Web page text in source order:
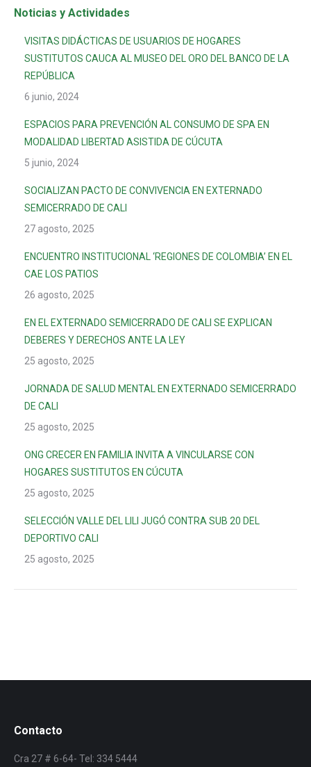
Noticias y Actividades
VISITAS DIDÁCTICAS DE USUARIOS DE HOGARES
SUSTITUTOS CAUCA AL MUSEO DEL ORO DEL BANCO DE LA
REPÚBLICA
6 junio, 2024
ESPACIOS PARA PREVENCIÓN AL CONSUMO DE SPA EN
MODALIDAD LIBERTAD ASISTIDA DE CÚCUTA
5 junio, 2024
SOCIALIZAN PACTO DE CONVIVENCIA EN EXTERNADO
SEMICERRADO DE CALI
27 agosto, 2025
ENCUENTRO INSTITUCIONAL ‘REGIONES DE COLOMBIA’ EN EL
CAE LOS PATIOS
26 agosto, 2025
EN EL EXTERNADO SEMICERRADO DE CALI SE EXPLICAN
DEBERES Y DERECHOS ANTE LA LEY
25 agosto, 2025
JORNADA DE SALUD MENTAL EN EXTERNADO SEMICERRADO
DE CALI
25 agosto, 2025
ONG CRECER EN FAMILIA INVITA A VINCULARSE CON
HOGARES SUSTITUTOS EN CÚCUTA
25 agosto, 2025
SELECCIÓN VALLE DEL LILI JUGÓ CONTRA SUB 20 DEL
DEPORTIVO CALI
25 agosto, 2025
Contacto
Cra 27 # 6-64- Tel: 334 5444